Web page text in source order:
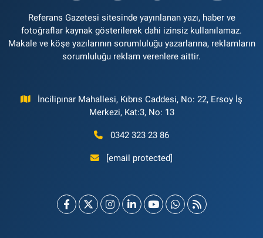
Referans Gazetesi sitesinde yayınlanan yazı, haber ve
fotoğraflar kaynak gösterilerek dahi izinsiz kullanılamaz.
Makale ve köşe yazılarının sorumluluğu yazarlarına, reklamların
sorumluluğu reklam verenlere aittir.
İncilipınar Mahallesi, Kıbrıs Caddesi, No: 22, Ersoy İş
Merkezi, Kat:3, No: 13
0342 323 23 86
[email protected]